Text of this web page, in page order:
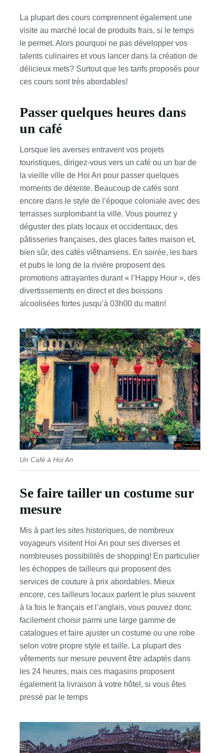
La plupart des cours comprennent également une
visite au marché local de produits frais, si le temps
le permet. Alors pourquoi ne pas développer vos
talents culinaires et vous lancer dans la création de
délicieux mets? Surtout que les tarifs proposés pour
ces cours sont très abordables!
Passer quelques heures dans
un café
Lorsque les averses entravent vos projets
touristiques, dirigez-vous vers un café ou un bar de
la vieille ville de Hoi An pour passer quelques
moments de détente. Beaucoup de cafés sont
encore dans le style de l’époque coloniale avec des
terrasses surplombant la ville. Vous pourrez y
déguster des plats locaux et occidentaux, des
pâtisseries françaises, des glaces faites maison et,
bien sûr, des cafés viêtnamiens. En soirée, les bars
et pubs le long de la rivière proposent des
promotions attrayantes durant « l’Happy Hour », des
divertissements en direct et des boissons
alcoolisées fortes jusqu’à 03h00 du matin!
Un Café à Hoi An
Se faire tailler un costume sur
mesure
Mis à part les sites historiques, de nombreux
voyageurs visitent Hoi An pour ses diverses et
nombreuses possibilités de shopping! En particulier
les échoppes de tailleurs qui proposent des
services de couture à prix abordables. Mieux
encore, ces tailleurs locaux parlent le plus souvent
à la fois le français et l’anglais, vous pouvez donc
facilement choisir parmi une large gamme de
catalogues et faire ajuster un costume ou une robe
selon votre propre style et taille. La plupart des
vêtements sur mesure peuvent être adaptés dans
les 24 heures, mais ces magasins proposent
également la livraison à votre hôtel, si vous êtes
pressé par le temps